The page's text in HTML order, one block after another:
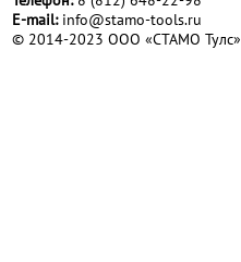
Е-mail: info@stamo-tools.ru
© 2014-2023 ООО «СТАМО Тулс»